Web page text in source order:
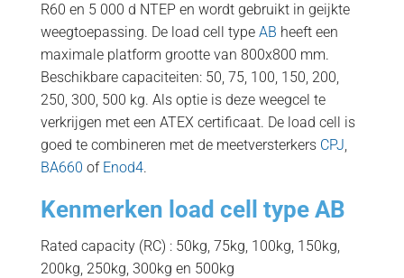
R60 en 5 000 d NTEP en wordt gebruikt in geijkte
weegtoepassing. De load cell type AB heeft een
maximale platform grootte van 800x800 mm.
Beschikbare capaciteiten: 50, 75, 100, 150, 200,
250, 300, 500 kg. Als optie is deze weegcel te
verkrijgen met een ATEX certificaat. De load cell is
goed te combineren met de meetversterkers CPJ,
BA660 of Enod4.
Kenmerken load cell type AB
Rated capacity (RC) : 50kg, 75kg, 100kg, 150kg,
200kg, 250kg, 300kg en 500kg